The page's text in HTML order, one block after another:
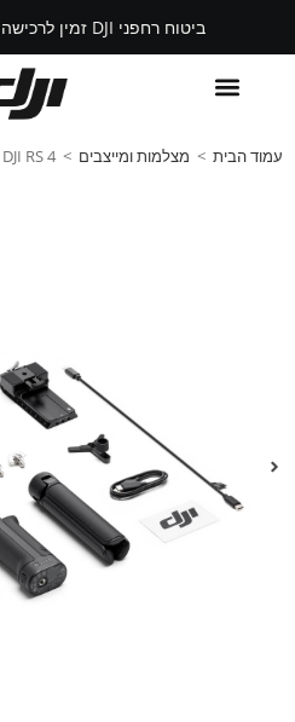
ביטוח רחפני DJI זמין לרכישה דרך האתר - לחצו כאן
עמוד הבית > מצלמות ומייצבים >
DJI RS 4